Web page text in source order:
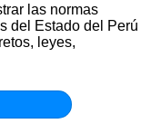
las normas
del Estado del Perú
leyes,